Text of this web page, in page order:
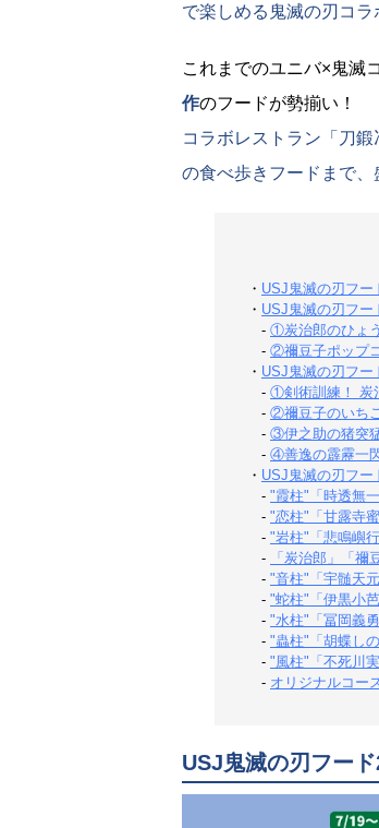
で楽しめる鬼滅の刃コラ
これまでのユニバ×鬼滅
作のフードが勢揃い！
コラボレストラン「刀
の食べ歩きフードまで
・ USJ鬼滅の刃フー
・ USJ鬼滅の刃フー
- ①炭治郎のひょ
- ②禰豆子ポップ
・ USJ鬼滅の刃フー
- ①剣術訓練！ 炭
- ②禰豆子のいち
- ③伊之助の猪突
- ④善逸の霹靂一
・ USJ鬼滅の刃フー
- "霞柱"「時透無
- "恋柱"「甘露寺
- "岩柱"「悲鳴嶼
-
「炭治郎」「禰
- "音柱"「宇髄天
- "蛇柱"「伊黒小
- "水柱"「冨岡義
- "蟲柱"「胡蝶し
- "風柱"「不死川
- オリジナルコー
USJ鬼滅の刃フー